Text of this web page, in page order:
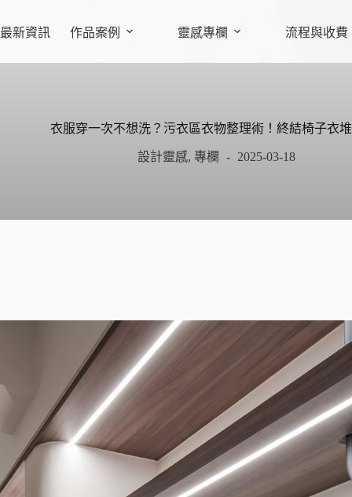
最新資訊 作品案例 靈感專欄 流程與收費
衣服穿一次不想洗？污衣區衣物整理術！終結椅子衣堆
設計靈感,專欄 2025-03-18